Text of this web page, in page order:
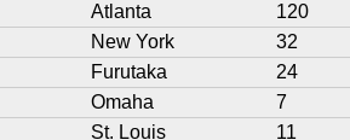
Atlanta 120
New York 32
Furutaka 24
Omaha 7
St. Louis 11